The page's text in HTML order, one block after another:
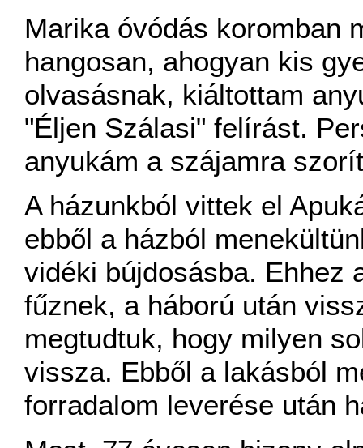
Marika óvódás koromban
hangosan, ahogyan kis
olvasásnak, kiáltottam
"Éljen Szálasi" felírást.
anyukám a szájamra
A házunkból vittek el
ebből a házból
vidéki bújdosásba. Ehhez
fűznek, a háború után
megtudtuk, hogy milyen
vissza. Ebből a lakásból
forradalom leverése után